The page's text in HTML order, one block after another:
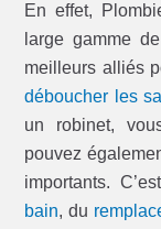
En effet,
large gamme
meilleurs alliés
déboucher les
un robinet,
pouvez
importants.
bain, du